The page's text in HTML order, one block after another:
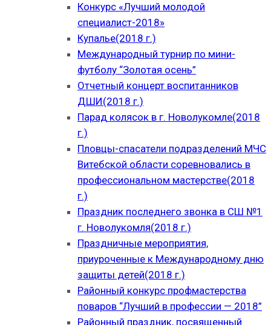
Конкурс «Лучший молодой
специалист-2018»
Купалье(2018 г.)
Международный турнир по мини-
футболу “Золотая осень”
Отчетный концерт воспитанников
ДШИ(2018 г.)
Парад колясок в г. Новолукомле(2018
г.)
Пловцы-спасатели подразделений МЧС
Витебской области соревновались в
профессиональном мастерстве(2018
г.)
Праздник последнего звонка в СШ №1
г. Новолукомля(2018 г.)
Праздничные мероприятия,
приуроченные к Международному дню
защиты детей(2018 г.)
Районный конкурс профмастерства
поваров “Лучший в профессии — 2018”
Районный праздник, посвященный